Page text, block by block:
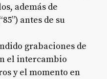
además de
antes de su
grabaciones de
el intercambio
y el momento en